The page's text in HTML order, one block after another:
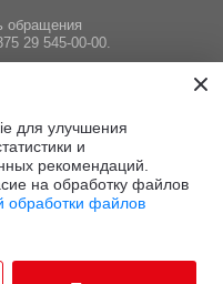
обращения
29 545-00-00.
и
покупателей:
Условия
для улучшения
и
рекомендаций.
на обработку файлов
обработки файлов